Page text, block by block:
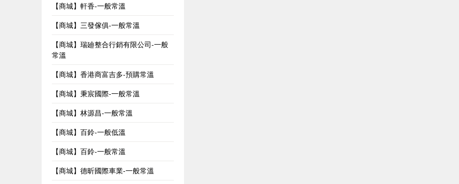
【商城】軒香-一般常溫
【商城】三發傢俱-一般常溫
【商城】瑞廸整合行銷有限公司-一般
常溫
【商城】香港商富吉多-預購常溫
【商城】秉宸國際-一般常溫
【商城】林源昌-一般常溫
【商城】百鈴-一般低溫
【商城】百鈴-一般常溫
【商城】德昕國際車業-一般常溫